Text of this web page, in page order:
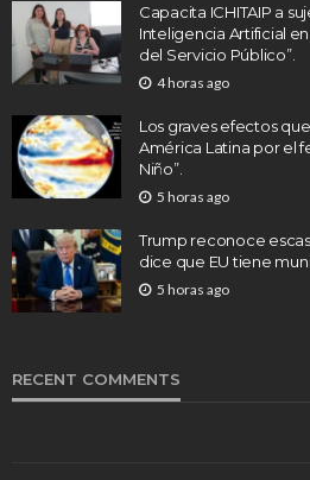
Capacita ICHITAIP a
Inteligencia Artificial
del Servicio Público”.
4 horas ago
Los graves efectos
América Latina por el
Niño”.
5 horas ago
Trump reconoce
dice que EU tiene
5 horas ago
RECENT COMMENTS